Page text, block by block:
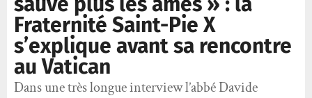
Fraternité Saint-Pie X
s’explique avant sa rencontre
au Vatican
Dans une très longue interview l’abbé Davide